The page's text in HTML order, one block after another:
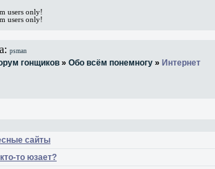
users only!
users only!
psman
гонщиков » Обо всём понемногу » Интернет
сайты
то юзает?